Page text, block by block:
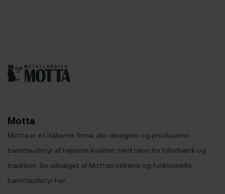
Motta
Motta er et italiensk firma, der designer og producerer
baristaudstyr af højeste kvalitet med sans for håndværk og
tradition. Se udvalget af Mottas stilrene og funktionelle
baristaudstyr her.